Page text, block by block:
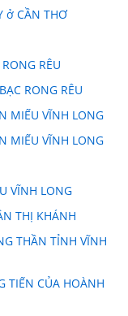
ở CẦN THƠ
RÊU
RONG RÊU
MIẾU VĨNH LONG
MIẾU VĨNH LONG
VĨNH LONG
THỊ KHÁNH
THẦN TỈNH VĨNH
TIẾN CỦA HOÀNH